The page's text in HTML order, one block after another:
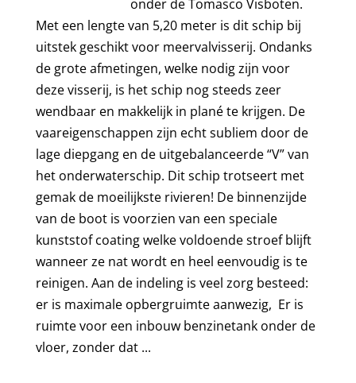
onder de Tomasco Visboten.
Met een lengte van 5,20 meter is dit schip bij
uitstek geschikt voor meervalvisserij. Ondanks
de grote afmetingen, welke nodig zijn voor
deze visserij, is het schip nog steeds zeer
wendbaar en makkelijk in plané te krijgen. De
vaareigenschappen zijn echt subliem door de
lage diepgang en de uitgebalanceerde “V” van
het onderwaterschip. Dit schip trotseert met
gemak de moeilijkste rivieren! De binnenzijde
van de boot is voorzien van een speciale
kunststof coating welke voldoende stroef blijft
wanneer ze nat wordt en heel eenvoudig is te
reinigen. Aan de indeling is veel zorg besteed:
er is maximale opbergruimte aanwezig, Er is
ruimte voor een inbouw benzinetank onder de
vloer, zonder dat ...